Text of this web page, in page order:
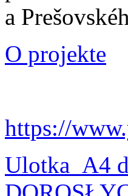
a
O projekte
https://
Ulotka_A4